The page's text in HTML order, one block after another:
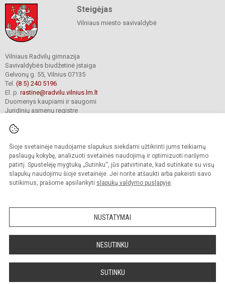
Šioje svetainėje naudojame slapukus siekdami užtikrinti jums teikiamų
paslaugų kokybę, analizuoti svetainės naudojimą ir optimizuoti naršymo
patirtį. Spustelėję mygtuką „Sutinku“, jūs patvirtinate, kad sutinkate su visų
slapukų naudojimu šioje svetainėje. Jei norite atšaukti arba pakeisti savo
sutikimus, prašome apsilankyti slapukų valdymo puslapyje.
NUSTATYMAI
NESUTINKU
SUTINKU
Steigėjas
Vilniaus miesto savivaldybė
Vilniaus Radvilų gimnazija
Savivaldybės biudžetinė įstaiga
Gelvonų g. 55, Vilnius 07135
Tel. (8 5) 240 5196
El. p. rastine@radvilu.vilnius.lm.lt
Duomenys kaupiami ir saugomi
Juridinių asmenų registre
© 2022. Vilniaus Radvilų gimnazija. Visos teisės saugomos.
Kopijuoti turinį be raštiško gimnazijos sutikimo griežtai draudžiama.
Prieinamumo paraiška Slapukų valdymas